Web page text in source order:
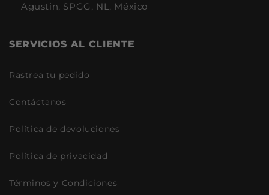
Agustin, SPGG, NL, México
SERVICIOS AL CLIENTE
Rastrea tu pedido
Contáctanos
Política de devoluciones
Política de privacidad
Términos y Condiciones